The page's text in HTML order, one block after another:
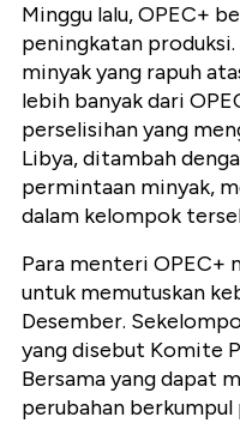
Minggu lalu, OPEC+
peningkatan
minyak yang rapuh
lebih banyak dari
perselisihan yang
Libya, ditambah
permintaan minyak,
dalam kelompok
Para menteri OPEC+
untuk memutuskan
Desember.
yang disebut Komite
Bersama yang dapat
perubahan